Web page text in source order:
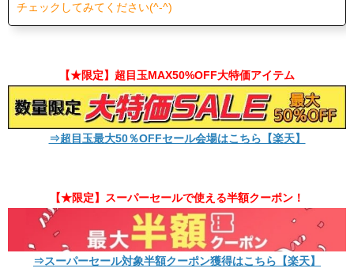
チェックしてみてください(^-^)
【★限定】超目玉MAX50%OFF大特価アイテム
⇒超目玉最大50％OFFセール会場はこちら【楽天】
【★限定】スーパーセールで使える半額クーポン！
⇒スーパーセール対象半額クーポン獲得はこちら【楽天】